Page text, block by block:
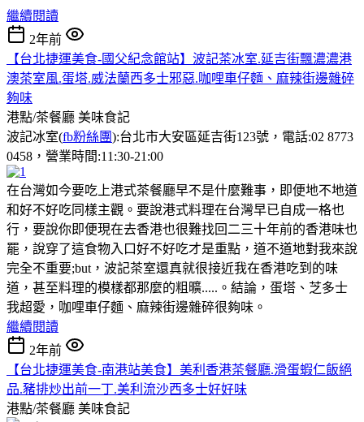
繼續閱讀
2年前
【台北捷運美食-國父紀念館站】波記茶冰室.延吉街飄濃濃港
澳茶室風.蛋塔.威法蘭西多士邪惡.咖哩車仔麵、麻辣街邊雜碎
夠味
港點/茶餐廳 美味食記
波記冰室(fb粉絲團):台北市大安區延吉街123號，電話:02 8773
0458，營業時間:11:30-21:00
在台灣如今要吃上港式茶餐廳早不是什麼難事，即便地不地道
和好不好吃同樣主觀。要說港式料理在台灣早已自成一格也
行，要說你即便現在去香港也很難找回二三十年前的香港味也
罷，說穿了這食物入口好不好吃才是重點，道不道地對我來說
完全不重要;but，波記茶室還真就很接近我在香港吃到的味
道，甚至料理的模樣都那麼的粗曠.....。結論，蛋塔、芝多士
我超愛，咖哩車仔麵、麻辣街邊雜碎很夠味。
繼續閱讀
2年前
【台北捷運美食-南港站美食】美利香港茶餐廳.滑蛋蝦仁飯絕
品.豬排炒出前一丁.美利流沙西多士好好味
港點/茶餐廳 美味食記